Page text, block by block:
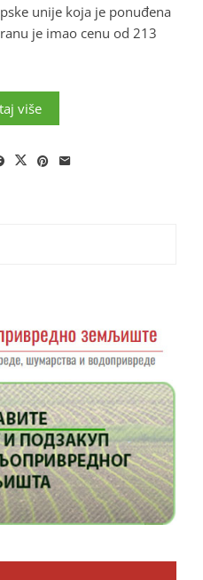
unije koja je ponuđena
je imao cenu od 213
više